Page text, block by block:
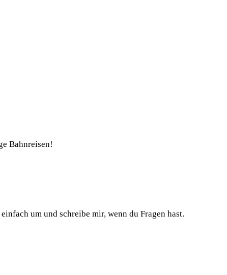
Bahnreisen!
um und schreibe mir, wenn du Fragen hast.